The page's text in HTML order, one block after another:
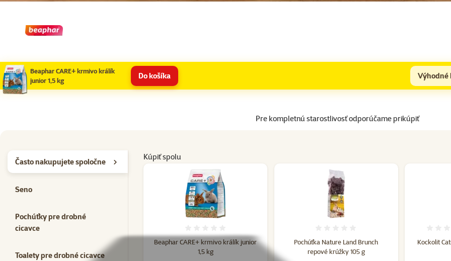
Beaphar CARE+ krmivo králík
junior 1,5 kg
Do košíka Výhodné
Pre kompletnú starostlivosť odporúčame prikúpiť
Často nakupujete spoločne
Seno
Pochúťky pre drobné
cicavce
Toalety pre drobné cicavce
Kúpiť spolu
Beaphar CARE+ krmivo králík junior
1,5 kg
Pochúťka Nature Land Brunch
repové krúžky 105 g
Kockolit